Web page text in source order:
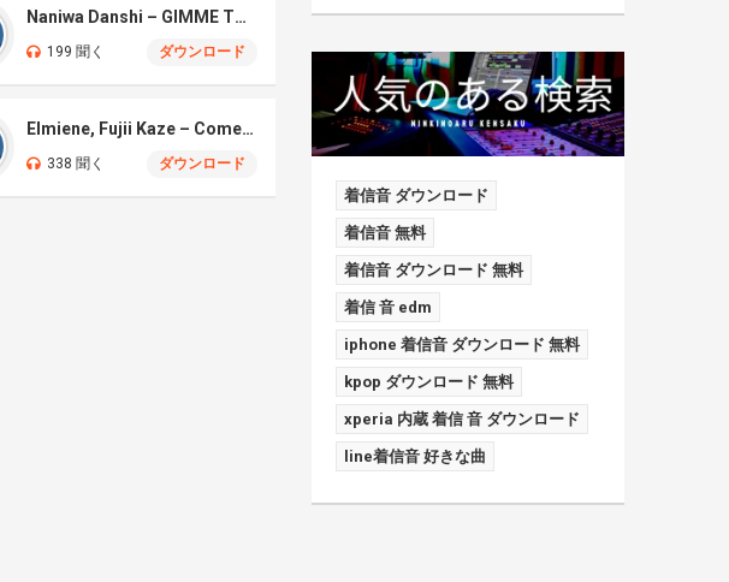
Naniwa Danshi – GIMME THE DAY
199 聞く ダウンロード
Elmiene, Fujii Kaze – Comets Gold
338 聞く ダウンロード
着信音 ダウンロード
着信音 無料
着信音 ダウンロード 無料
着信 音 edm
iphone 着信音 ダウンロード 無料
kpop ダウンロード 無料
xperia 内蔵 着信 音 ダウンロード
line着信音 好きな曲